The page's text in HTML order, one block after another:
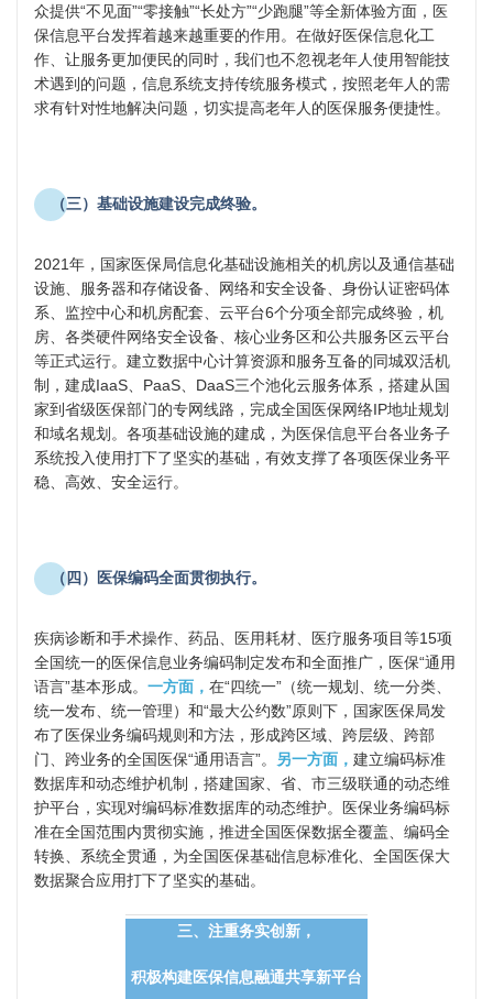
众提供“不见面”“零接触”“长处方”“少跑腿”等全新体验方面，医
保信息平台发挥着越来越重要的作用。在做好医保信息化工
作、让服务更加便民的同时，我们也不忽视老年人使用智能技
术遇到的问题，信息系统支持传统服务模式，按照老年人的需
求有针对性地解决问题，切实提高老年人的医保服务便捷性。
（三）基础设施建设完成终验。
2021年，国家医保局信息化基础设施相关的机房以及通信基础
设施、服务器和存储设备、网络和安全设备、身份认证密码体
系、监控中心和机房配套、云平台6个分项全部完成终验，机
房、各类硬件网络安全设备、核心业务区和公共服务区云平台
等正式运行。建立数据中心计算资源和服务互备的同城双活机
制，建成IaaS、PaaS、DaaS三个池化云服务体系，搭建从国
家到省级医保部门的专网线路，完成全国医保网络IP地址规划
和域名规划。各项基础设施的建成，为医保信息平台各业务子
系统投入使用打下了坚实的基础，有效支撑了各项医保业务平
稳、高效、安全运行。
（四）医保编码全面贯彻执行。
疾病诊断和手术操作、药品、医用耗材、医疗服务项目等15项
全国统一的医保信息业务编码制定发布和全面推广，医保“通用
语言”基本形成。 一方面， 在“四统一”（统一规划、统一分类、
统一发布、统一管理）和“最大公约数”原则下，国家医保局发
布了医保业务编码规则和方法，形成跨区域、跨层级、跨部
门、跨业务的全国医保“通用语言”。
另一方面， 建立编码标准
数据库和动态维护机制，搭建国家、省、市三级联通的动态维
护平台，实现对编码标准数据库的动态维护。医保业务编码标
准在全国范围内贯彻实施，推进全国医保数据全覆盖、编码全
转换、系统全贯通，为全国医保基础信息标准化、全国医保大
数据聚合应用打下了坚实的基础。
三、注重务实创新，
积极构建医保信息融通共享新平台